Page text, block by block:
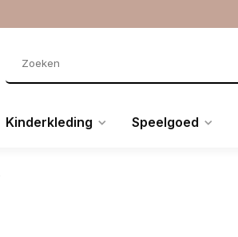
Kinderkleding Speelgoed